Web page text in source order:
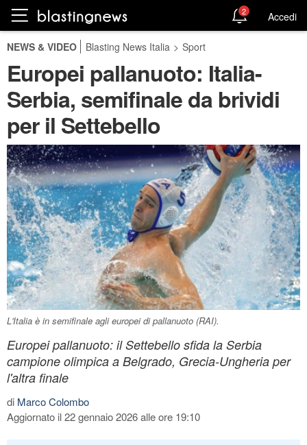
2 Accedi
NEWS & VIDEO Blasting News Italia > Sport
Europei pallanuoto: Italia-
Serbia, semifinale da brividi
per il Settebello
L'Italia è in semifinale agli europei di pallanuoto (RAI).
Europei pallanuoto: il Settebello sfida la Serbia
campione olimpica a Belgrado, Grecia-Ungheria per
l'altra finale
di Marco Colombo
Aggiornato il 22 gennaio 2026 alle ore 19:10